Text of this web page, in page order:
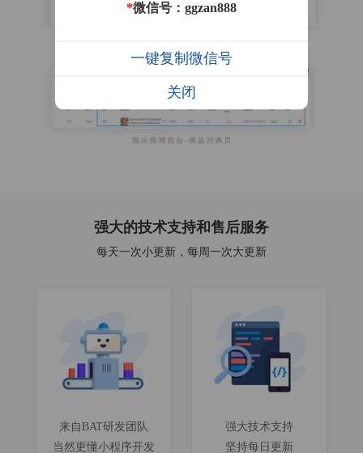
强大的技术支持和售后服务
每天一次小更新，每周一次大更新
来自BAT研发团队
当然更懂小程序开发
强大技术支持
坚持每日更新
*微信号：ggzan888
一键复制微信号
关闭